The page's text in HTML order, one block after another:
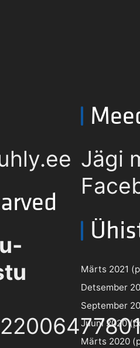
Jägi
Märts 2021
Detsember
September
Juuni 2020
Märts 2020